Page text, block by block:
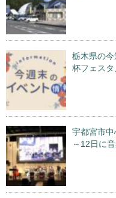
栃木県の
杯フェス
宇都宮市
～12日に